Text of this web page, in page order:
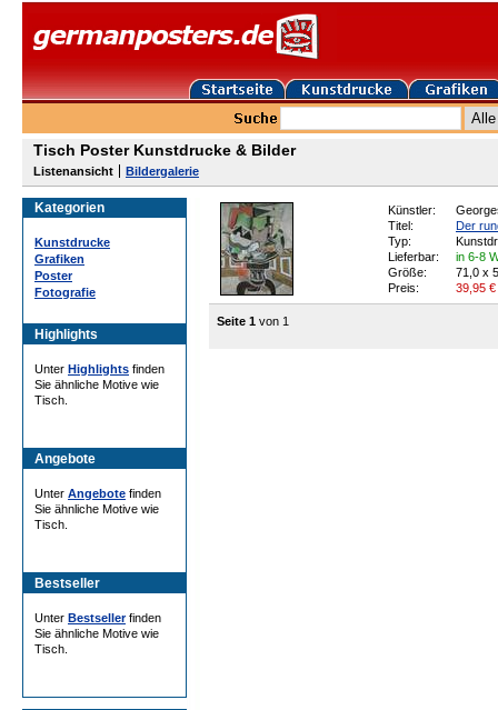
Tisch Poster Kunstdrucke & Bilder
Listenansicht Bildergalerie
Kategorien
Kunstdrucke
Grafiken
Poster
Fotografie
Highlights
Unter Highlights finden
Sie ähnliche Motive wie
Tisch.
Angebote
Unter Angebote finden
Sie ähnliche Motive wie
Tisch.
Bestseller
Unter Bestsellerfinden
Sie ähnliche Motive wie
Tisch.
Künstler:
Titel:
Der
Typ:
Lieferbar:
in 6-8
Größe:
71,0 x
Preis:
39,95 €
Seite 1 von 1